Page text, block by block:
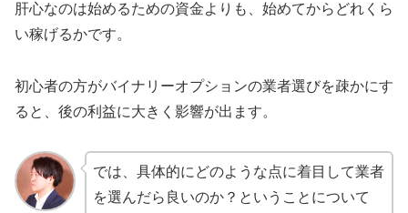
肝心なのは始めるための資金よりも、始めてからどれくら
い稼げるかです。
初心者の方がバイナリーオプションの業者選びを疎かにす
ると、後の利益に大きく影響が出ます。
では、具体的にどのような点に着目して業者
を選んだら良いのか？ということについて